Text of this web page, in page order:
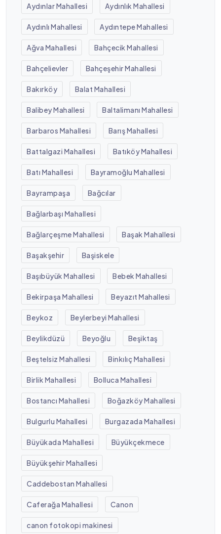
Aydınlar Mahallesi Aydınlık Mahallesi
Aydınlı Mahallesi Aydıntepe Mahallesi
Ağva Mahallesi Bahçecik Mahallesi
Bahçelievler Bahçeşehir Mahallesi
Bakırköy Balat Mahallesi
Balibey Mahallesi Baltalimanı Mahallesi
Barbaros Mahallesi Barış Mahallesi
Battalgazi Mahallesi Batıköy Mahallesi
Batı Mahallesi Bayramoğlu Mahallesi
Bayrampaşa Bağcılar
Bağlarbaşı Mahallesi
Bağlarçeşme Mahallesi Başak Mahallesi
Başakşehir Başiskele
Başıbüyük Mahallesi Bebek Mahallesi
Bekirpaşa Mahallesi Beyazıt Mahallesi
Beykoz Beylerbeyi Mahallesi
Beylikdüzü Beyoğlu Beşiktaş
Beştelsiz Mahallesi Binkılıç Mahallesi
Birlik Mahallesi Bolluca Mahallesi
Bostancı Mahallesi Boğazköy Mahallesi
Bulgurlu Mahallesi Burgazada Mahallesi
Büyükada Mahallesi Büyükçekmece
Büyükşehir Mahallesi
Caddebostan Mahallesi
Caferağa Mahallesi Canon
canon fotokopi makinesi